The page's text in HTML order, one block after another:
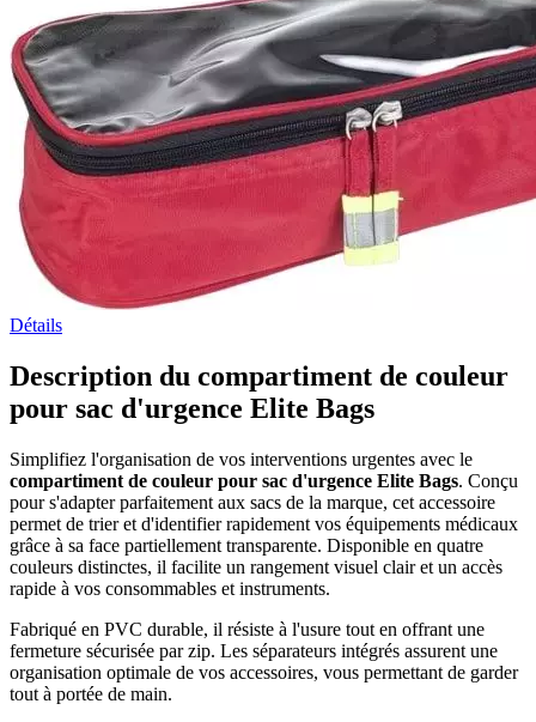
Détails
Description du compartiment de couleur
pour sac d'urgence Elite Bags
Simplifiez l'organisation de vos interventions urgentes avec le
compartiment de couleur pour sac d'urgence Elite Bags. Conçu
pour s'adapter parfaitement aux sacs de la marque, cet accessoire
permet de trier et d'identifier rapidement vos équipements médicaux
grâce à sa face partiellement transparente. Disponible en quatre
couleurs distinctes, il facilite un rangement visuel clair et un accès
rapide à vos consommables et instruments.
Fabriqué en PVC durable, il résiste à l'usure tout en offrant une
fermeture sécurisée par zip. Les séparateurs intégrés assurent une
organisation optimale de vos accessoires, vous permettant de garder
tout à portée de main.